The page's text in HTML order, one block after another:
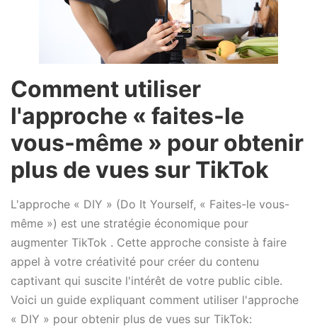
Comment utiliser
l'approche « faites-le
vous-même » pour obtenir
plus de vues sur TikTok
L'approche « DIY » (Do It Yourself, « Faites-le vous-
même ») est une stratégie économique pour
augmenter TikTok . Cette approche consiste à faire
appel à votre créativité pour créer du contenu
captivant qui suscite l'intérêt de votre public cible.
Voici un guide expliquant comment utiliser l'approche
« DIY » pour obtenir plus de vues sur TikTok: